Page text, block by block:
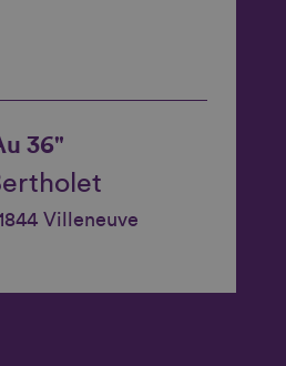
36"
Villeneuve